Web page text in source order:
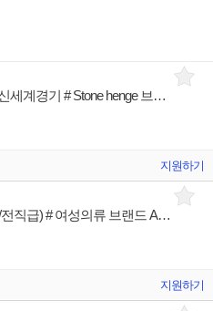
# 스톤헨지 # 현대목동/ 롯데본점/ 신세계경기 # Stone henge 브랜드 Advisior
지원하기
# ORR. 오르 # 현대판교(신규오픈/전직급) # 여성의류 브랜드 Advisior
지원하기